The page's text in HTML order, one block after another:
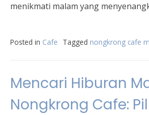
menikmati malam yang
Posted in Cafe Tagged nongkrong cafe
Mencari Hiburan
Nongkrong Cafe: